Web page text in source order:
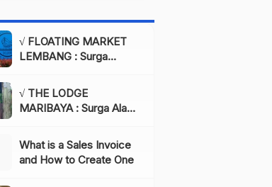
√ FLOATING MARKET
LEMBANG : Surga
di Bandung yang Wajib
Dikunjungi, Info & Harga
Tiket
√ THE LODGE
MARIBAYA : Surga Alam
Lembang yang Wajib
Dikunjungi!, Info & Harga
Tiket
What is a Sales Invoice
and How to Create One